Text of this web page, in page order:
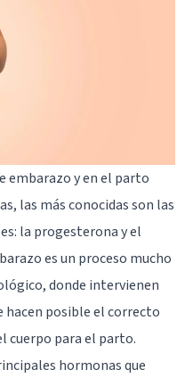
embarazo y en el parto
las más conocidas son las
la progesterona y el
es un proceso mucho
donde intervienen
hacen posible el correcto
cuerpo para el parto.
hormonas que